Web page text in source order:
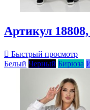
Артикул
 Быстрый просмотр
Белый Черный Бирюза